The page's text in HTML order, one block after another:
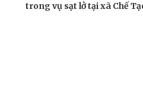
trong vụ sạt lở tại xã Chế